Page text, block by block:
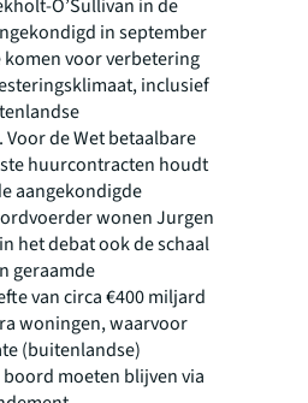
O’Sullivan in de
in september
voor verbetering
inclusief
de Wet betaalbare
huurcontracten houdt
aangekondigde
wonen Jurgen
het debat ook de schaal
geraamde
van circa €400 miljard
woningen, waarvoor
(buitenlandse)
moeten blijven via